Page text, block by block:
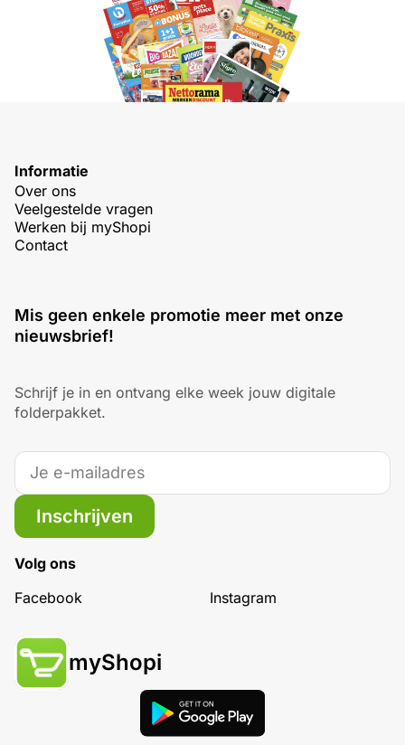
Informatie
Over ons
Veelgestelde vragen
Werken bij myShopi
Contact
Mis geen enkele promotie meer met onze
nieuwsbrief!
Schrijf je in en ontvang elke week jouw digitale
folderpakket.
Inschrijven
Volg ons
Facebook
Instagram
myShopi